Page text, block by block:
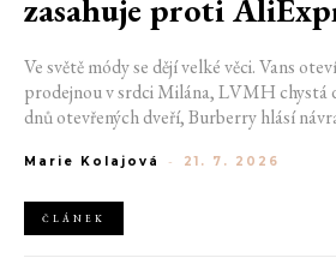
zasahuje proti
Ve světě módy se dějí velké věci. Vans
prodejnou v srdci Milána, LVMH chystá
dnů otevřených dveří, Burberry hlásí
AliExpress.
Marie Kolajová - 21. 7. 2026
ČLÁNEK